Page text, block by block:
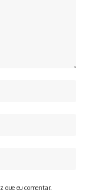
que eu comentar.